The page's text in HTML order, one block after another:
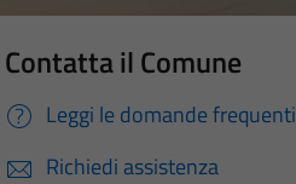
Contatta il Comune
Leggi le domande frequenti
Richiedi assistenza